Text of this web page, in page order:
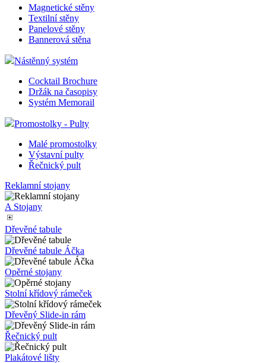
Informační totemy
Prosvětlené totemy
Skládací sloup Vitrína
Textilní stěny
Panelové stěny
Bannerová stěna
Nástěnný systém
Cocktail Brochure
Držák na časopisy
Systém Memorail
Promostolky - Pulty
Malé promostolky
Řečnický pult
Reklamní stojany
A Stojany
Dřevěné tabule
Dřevěné tabule Áčka
Opěrné stojany
Stolní křídový rámeček